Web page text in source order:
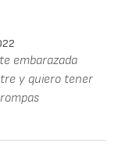
embarazada
y quiero tener